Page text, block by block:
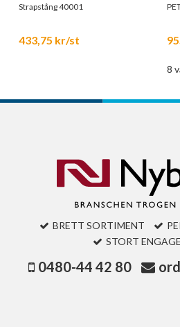
Strapstång 40001
433,75 kr/st
8
BRETT SORTIMENT
STORT
0480-44 42 80